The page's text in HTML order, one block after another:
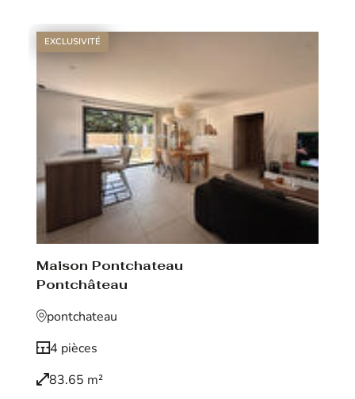
EXCLUSIVITÉ
Maison Pontchateau
Pontchâteau
pontchateau
4 pièces
83.65 m²